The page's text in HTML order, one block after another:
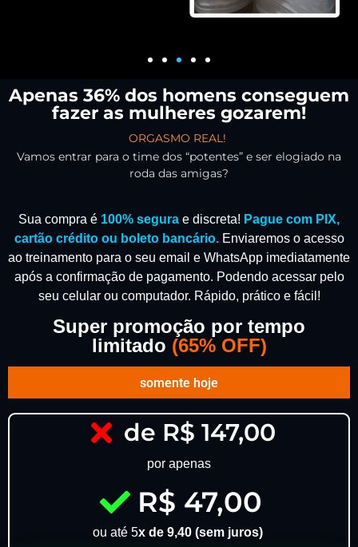
Apenas 36% dos homens conseguem
fazer as mulheres gozarem!
ORGASMO REAL!
Vamos entrar para o time dos “potentes” e ser elogiado na
roda das amigas?
Sua compra é 100% segura e discreta! Pague com PIX,
cartão crédito ou boleto bancário. Enviaremos o acesso
ao treinamento para o seu email e WhatsApp imediatamente
após a confirmação de pagamento. Podendo acessar pelo
seu celular ou computador. Rápido, prático e fácil!
Super promoção por tempo
limitado (65% OFF)
somente hoje
de R$ 147,00
por apenas
R$ 47,00
ou até 5x de 9,40 (sem juros)